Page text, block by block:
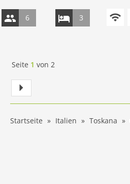
6 3
Seite 1 von 2
Startseite Italien Toskana